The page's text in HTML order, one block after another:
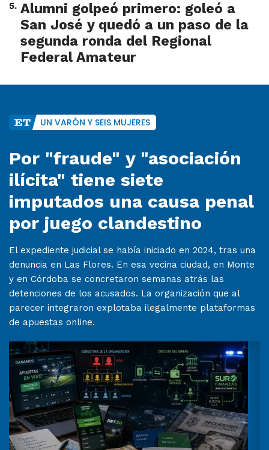
5. Alumni golpeó primero: goleó a
San José y quedó a un paso de la
segunda ronda del Regional
Federal Amateur
UN VARÓN Y SEIS MUJERES
Por "fraude" y "asociación
ilícita" tiene siete
imputados una causa penal
por juego clandestino
El expediente judicial se había iniciado en 2024, tras una
denuncia en Las Flores. En esa vecina ciudad, en Monte
y en Córdoba se concretaron semanas atrás las
detenciones de los acusados. La organización que al
parecer integraron explotaba ilegalmente plataformas
de apuestas online.